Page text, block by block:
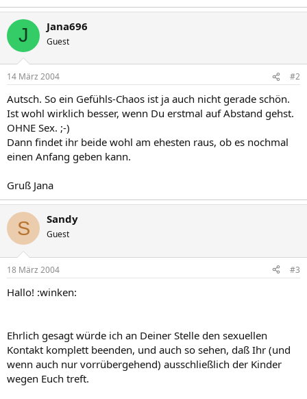
J Jana696
Guest
14 März 2004 #2
Autsch. So ein Gefühls-Chaos ist ja auch nicht gerade schön.
Ist wohl wirklich besser, wenn Du erstmal auf Abstand gehst.
OHNE Sex. ;-)
Dann findet ihr beide wohl am ehesten raus, ob es nochmal
einen Anfang geben kann.
Gruß Jana
S Sandy
Guest
18 März 2004 #3
Hallo! :winken:
Ehrlich gesagt würde ich an Deiner Stelle den sexuellen
Kontakt komplett beenden, und auch so sehen, daß Ihr (und
wenn auch nur vorrübergehend) ausschließlich der Kinder
wegen Euch treft.